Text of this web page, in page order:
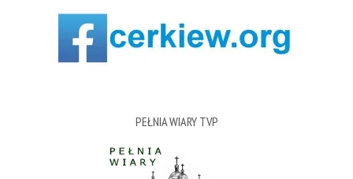
PEŁNIA WIARY TVP